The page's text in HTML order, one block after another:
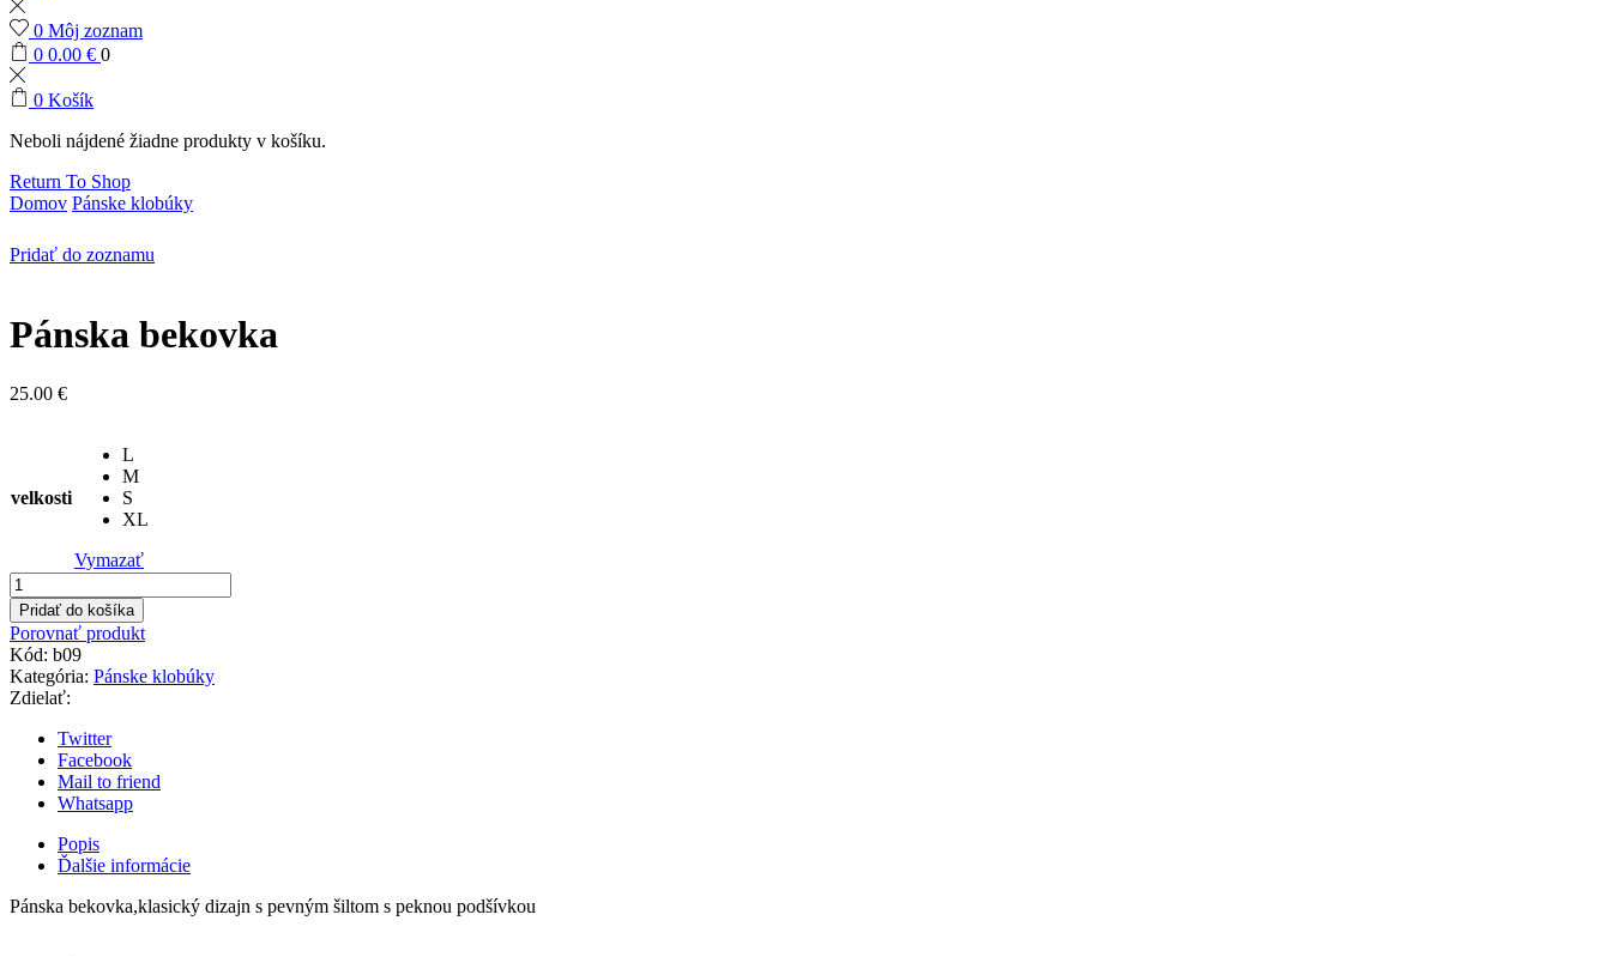
0 Môj zoznam
0 0.00 € 0
0 Košík
Neboli nájdené žiadne produkty v košíku.
Return To Shop
Domov Pánske klobúky
Pridať do zoznamu
Pánska bekovka
25.00 €
velkosti
L
M
S
XL
Vymazať
množstvo
Pánska
bekovka
Pridať do košíka
Porovnať produkt
Kód: b09
Kategória: Pánske klobúky
Zdielať:
Twitter
Facebook
Mail to friend
Whatsapp
Popis
Ďalšie informácie
Pánska bekovka,klasický dizajn s pevným šiltom s peknou podšívkou